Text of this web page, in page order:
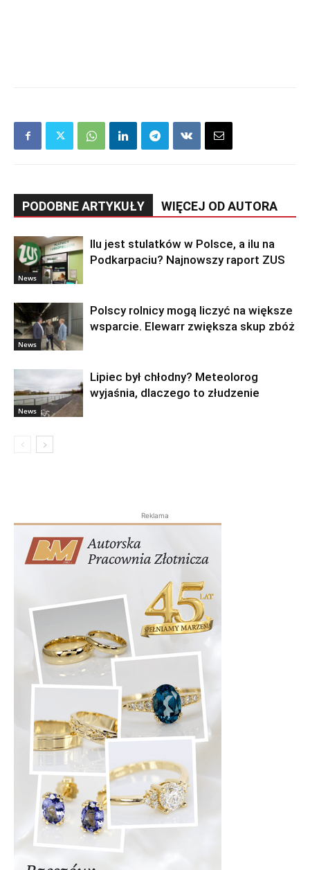
PODOBNE ARTYKUŁY WIĘCEJ OD AUTORA
News
Ilu jest stulatków w Polsce, a ilu na
Podkarpaciu? Najnowszy raport ZUS
News
Polscy rolnicy mogą liczyć na większe
wsparcie. Elewarr zwiększa skup zbóż
News
Lipiec był chłodny? Meteolorog
wyjaśnia, dlaczego to złudzenie
Reklama